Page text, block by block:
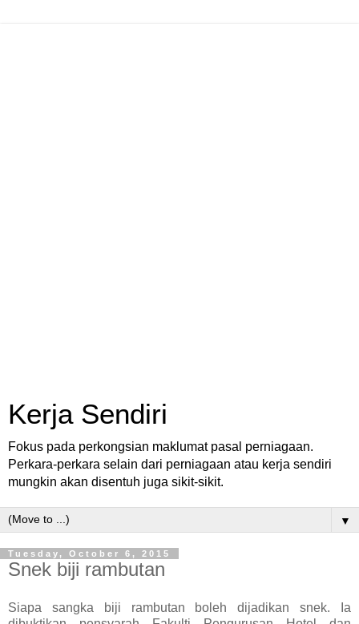
Kerja Sendiri
Fokus pada perkongsian maklumat pasal perniagaan.
Perkara-perkara selain dari perniagaan atau kerja sendiri
mungkin akan disentuh juga sikit-sikit.
▼
Tuesday, October 6, 2015
Snek biji rambutan
Siapa sangka biji rambutan boleh dijadikan snek. Ia